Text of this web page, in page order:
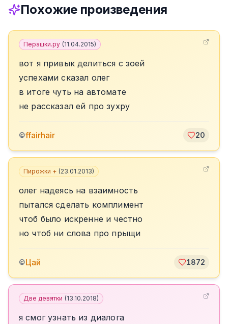
Похожие произведения
Перашки.ру (11.04.2015)
вот я привык делиться с зоей
успехами сказал олег
в итоге чуть на автомате
не рассказал ей про зухру
©ffairhair 20
Пирожки + (23.01.2013)
олег надеясь на взаимность
пытался сделать комплимент
чтоб было искренне и честно
но чтоб ни слова про прыщи
©Цай 1872
Две девятки (13.10.2018)
я смог узнать из диалога